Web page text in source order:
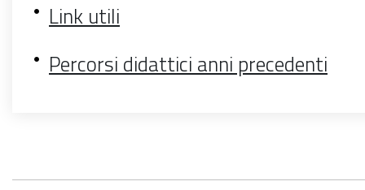
Link utili
Percorsi didattici anni precedenti